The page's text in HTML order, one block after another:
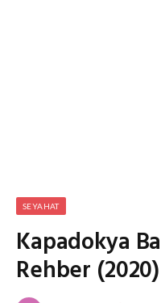
SEYAHAT
Kapadokya
Rehber (2020)